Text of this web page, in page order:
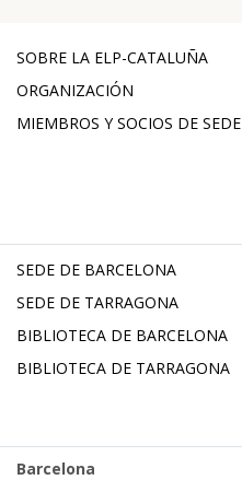
SOBRE LA ELP-CATALUÑA
ORGANIZACIÓN
MIEMBROS Y SOCIOS DE SEDE
SEDE DE BARCELONA
SEDE DE TARRAGONA
BIBLIOTECA DE BARCELONA
BIBLIOTECA DE TARRAGONA
Barcelona